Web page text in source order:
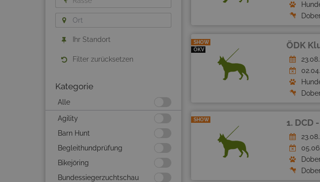
Ihr Standort
Filter zurücksetzen
Kategorie
Alle
Agility
Barn Hunt
Begleithundprüfung
Bikejöring
Bundessiegerzuchtschau
SHOW
ÖKV
ÖDK
SHOW 1. DCD